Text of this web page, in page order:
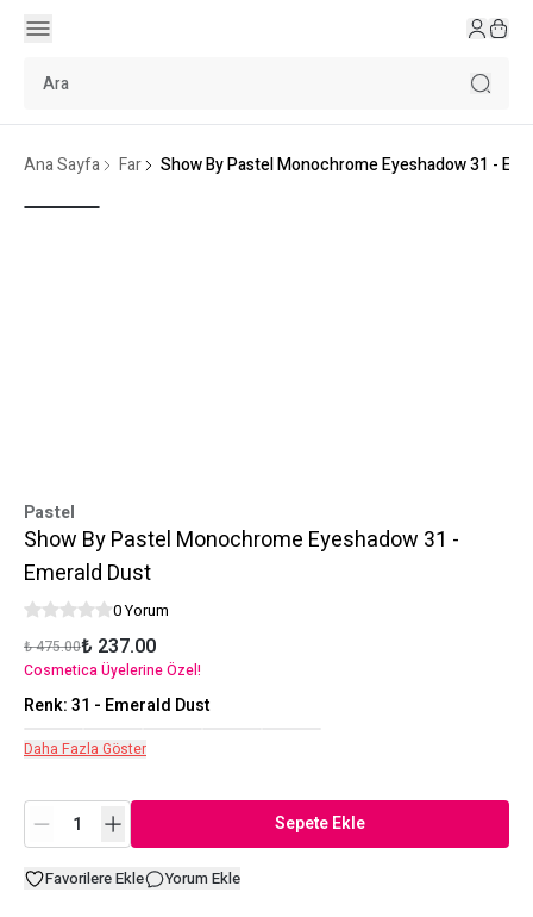
Ana Sayfa Far Show By Pastel Monochrome Eyeshadow 31 -
Pastel
Show By Pastel Monochrome Eyeshadow 31 -
Emerald Dust
0 Yorum
₺ 475.00₺ 237.00
Cosmetica Üyelerine Özel!
Renk:31 - Emerald Dust
Daha Fazla Göster
Sepete Ekle
Favorilere Ekle Yorum Ekle